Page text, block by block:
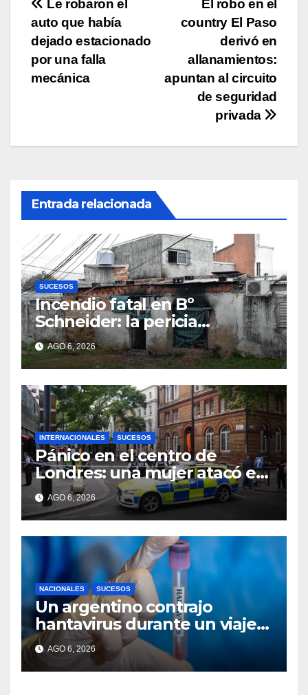
k
Navegación
de
entradas
El robo en el
country El Paso
derivó en
allanamientos:
apuntan al circuito
de seguridad
privada
Le robaron el
auto que había
dejado estacionado
por una falla
mecánica
Entrada relacionada
SUCESOS
Incendio fatal en Bº
Schneider: la pericia
determinó cómo se originó el
fuego que le costó la vida a
un niño de 4 años
AGO 6, 2026
INTERNACIONALES SUCESOS
Pánico en el centro de
Londres: una mujer atacó e
hirió con unas tijeras a cuatro
hombres
AGO 6, 2026
NACIONALES SUCESOS
Un argentino contrajo
hantavirus durante un viaje
por Europa y permanece
aislado en España
AGO 6, 2026